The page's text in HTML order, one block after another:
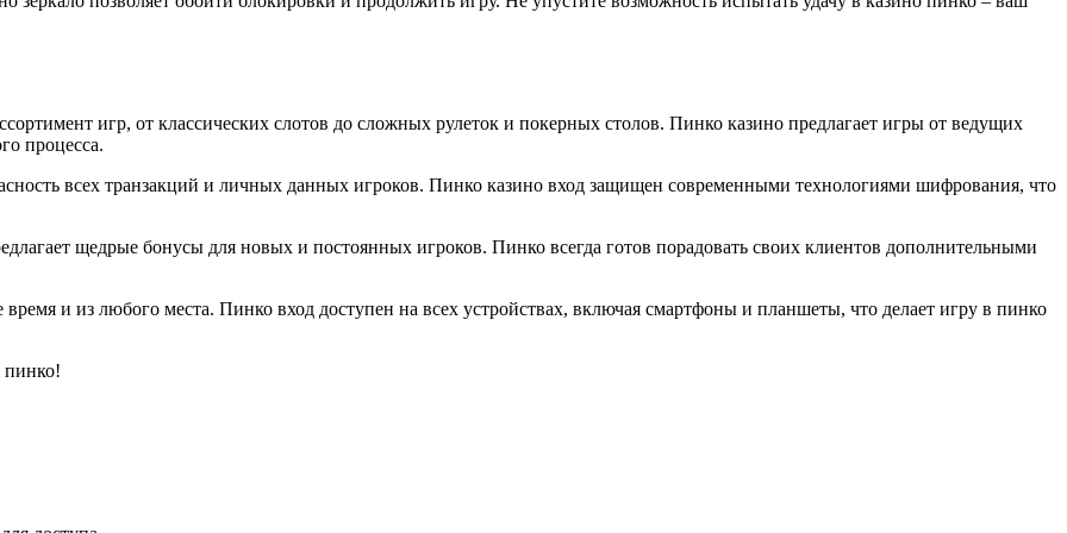
игр, от классических слотов до сложных рулеток и покерных столов. Пинко казино предлагает игры от ведущих
процесса.
всех транзакций и личных данных игроков. Пинко казино вход защищен современными технологиями шифрования, что
щедрые бонусы для новых и постоянных игроков. Пинко всегда готов порадовать своих клиентов дополнительными
и из любого места. Пинко вход доступен на всех устройствах, включая смартфоны и планшеты, что делает игру в пинко
пинко!